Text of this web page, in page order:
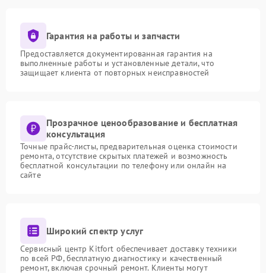
Гарантия на работы и запчасти
Предоставляется документированная гарантия на
выполненные работы и установленные детали, что
защищает клиента от повторных неисправностей
Прозрачное ценообразование и бесплатная
консультация
Точные прайс-листы, предварительная оценка стоимости
ремонта, отсутствие скрытых платежей и возможность
бесплатной консультации по телефону или онлайн на
сайте
Широкий спектр услуг
Сервисный центр Kitfort обеспечивает доставку техники
по всей РФ, бесплатную диагностику и качественный
ремонт, включая срочный ремонт. Клиенты могут